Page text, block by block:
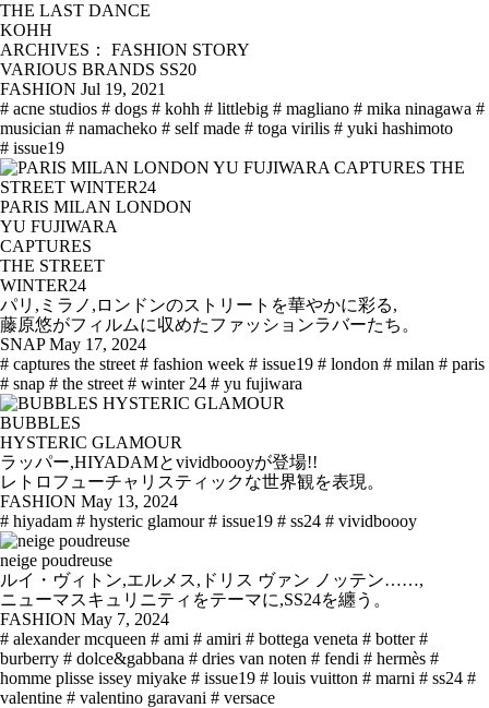
THE LAST DANCE
KOHH
ARCHIVES： FASHION STORY
VARIOUS BRANDS SS20
FASHION Jul 19, 2021
# acne studios # dogs # kohh # littlebig # magliano # mika ninagawa #
musician # namacheko # self made # toga virilis # yuki hashimoto
# issue19
PARIS MILAN LONDON
YU FUJIWARA
CAPTURES
THE STREET
WINTER24
パリ,ミラノ,ロンドンのストリートを華やかに彩る,
藤原悠がフィルムに収めたファッションラバーたち。
SNAP May 17, 2024
# captures the street # fashion week # issue19 # london # milan # paris
# snap # the street # winter 24 # yu fujiwara
BUBBLES
HYSTERIC GLAMOUR
ラッパー,HIYADAMとvividboooyが登場!!
レトロフューチャリスティックな世界観を表現。
FASHION May 13, 2024
# hiyadam # hysteric glamour # issue19 # ss24 # vividboooy
neige poudreuse
ルイ・ヴィトン,エルメス,ドリス ヴァン ノッテン……,
ニューマスキュリニティをテーマに,SS24を纏う。
FASHION May 7, 2024
# alexander mcqueen # ami # amiri # bottega veneta # botter #
burberry # dolce&gabbana # dries van noten # fendi # hermès #
homme plisse issey miyake # issue19 # louis vuitton # marni # ss24 #
valentine # valentino garavani # versace